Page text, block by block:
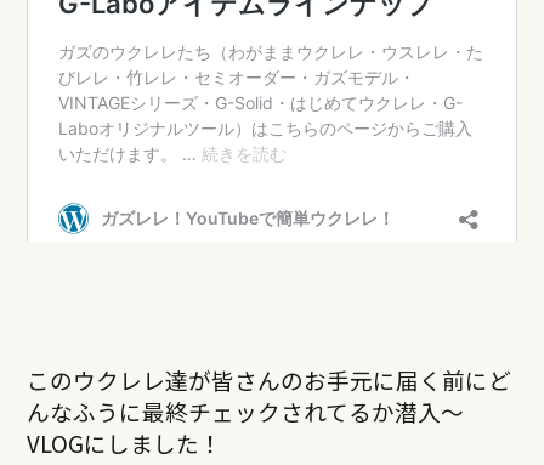
このウクレレ達が皆さんのお手元に届く前にど
んなふうに最終チェックされてるか潜入〜
VLOGにしました！